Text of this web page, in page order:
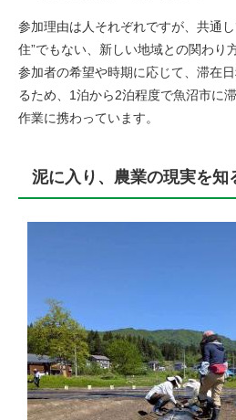
参加理由は人それぞれですが、共通
住”でもない、新しい地域との関わり
参加者の希望や時期に応じて、滞在
るため、1泊から2泊程度で魚沼市に
作業に携わっています。
泥に入り、農業の現実を知